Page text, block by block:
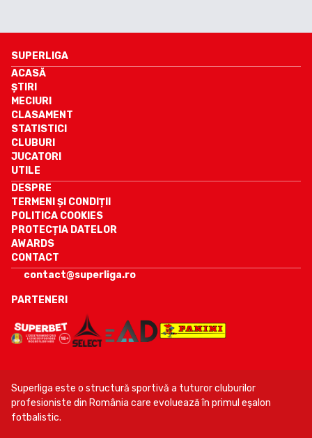
SUPERLIGA
ACASĂ
ȘTIRI
MECIURI
CLASAMENT
STATISTICI
CLUBURI
JUCATORI
UTILE
DESPRE
TERMENI ȘI CONDIȚII
POLITICA COOKIES
PROTECȚIA DATELOR
AWARDS
CONTACT
contact@superliga.ro
PARTENERI
Superliga este o structură sportivă a tuturor cluburilor
profesioniste din România care evoluează în primul eşalon
fotbalistic.